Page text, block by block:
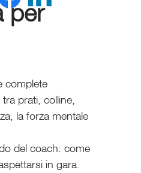
per
complete
prati, colline,
la forza mentale
del coach: come
in gara.